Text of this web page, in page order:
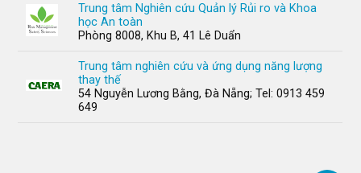
Trung tâm Nghiên cứu Quản lý Rủi ro và Khoa
học An toàn
Phòng 8008, Khu B, 41 Lê Duẩn
Trung tâm nghiên cứu và ứng dụng năng lượng
thay thế
54 Nguyễn Lương Bằng, Đà Nẵng; Tel: 0913 459
649